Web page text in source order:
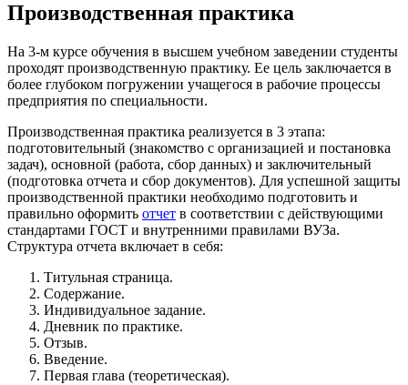
Производственная практика
На 3-м курсе обучения в высшем учебном заведении студенты
проходят производственную практику. Ее цель заключается в
более глубоком погружении учащегося в рабочие процессы
предприятия по специальности.
Производственная практика реализуется в 3 этапа:
подготовительный (знакомство с организацией и постановка
задач), основной (работа, сбор данных) и заключительный
(подготовка отчета и сбор документов). Для успешной защиты
производственной практики необходимо подготовить и
правильно оформить отчет в соответствии с действующими
стандартами ГОСТ и внутренними правилами ВУЗа.
Структура отчета включает в себя:
Титульная страница.
Содержание.
Индивидуальное задание.
Дневник по практике.
Отзыв.
Введение.
Первая глава (теоретическая).